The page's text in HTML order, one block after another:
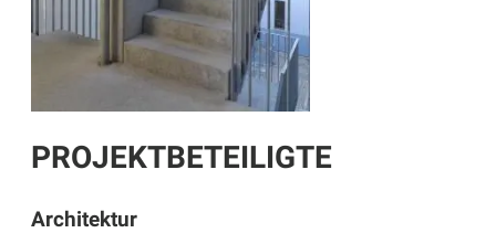
PROJEKTBETEILIGTE
Architektur